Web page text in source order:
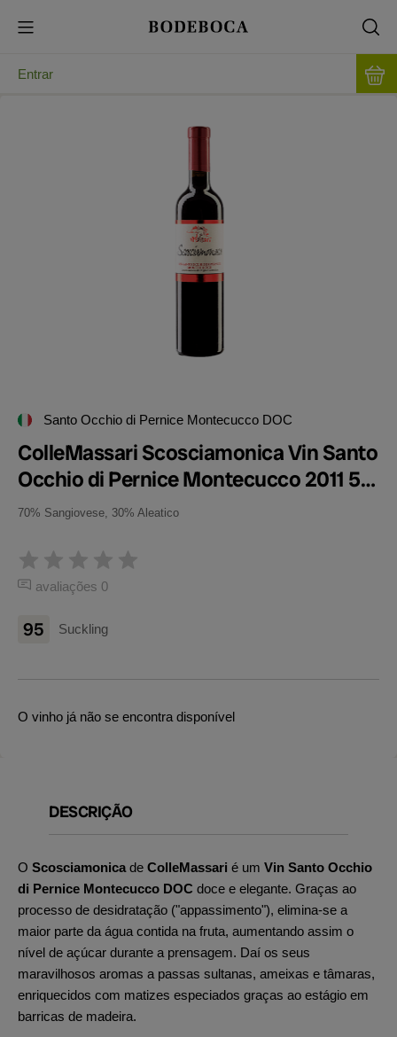
Entrar
Santo Occhio di Pernice Montecucco DOC
ColleMassari Scosciamonica Vin Santo
Occhio di Pernice Montecucco 2011 50
cl
70% Sangiovese, 30% Aleatico
avaliações 0
95 Suckling
O vinho já não se encontra disponível
DESCRIÇÃO
O Scosciamonica de ColleMassari é um Vin Santo Occhio
di Pernice Montecucco DOC doce e elegante. Graças ao
processo de desidratação ("appassimento"), elimina-se a
maior parte da água contida na fruta, aumentando assim o
nível de açúcar durante a prensagem. Daí os seus
maravilhosos aromas a passas sultanas, ameixas e tâmaras,
enriquecidos com matizes especiados graças ao estágio em
barricas de madeira.